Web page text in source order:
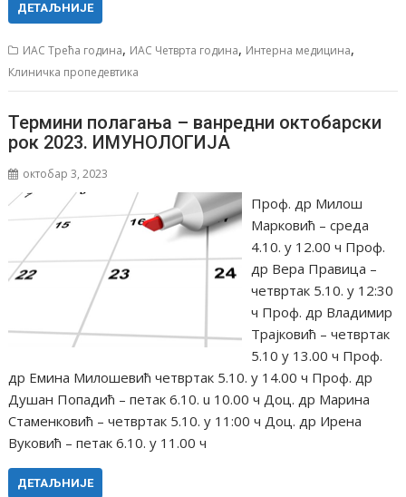
ДЕТАЉНИЈЕ
ИАС Трећа година, ИАС Четврта година, Интерна медицина,
Клиничка пропедевтика
Термини полагања – ванредни октобарски
рок 2023. ИМУНОЛОГИЈА
октобар 3, 2023
Проф. др Милош
Марковић – среда
4.10. у 12.00 ч Проф.
др Вера Правица –
четвртак 5.10. у 12:30
ч Проф. др Владимир
Трајковић – четвртак
5.10 у 13.00 ч Проф.
др Емина Милошевић четвртак 5.10. у 14.00 ч Проф. др
Душан Попадић – петак 6.10. u 10.00 ч Доц. др Марина
Стаменковић – четвртак 5.10. у 11:00 ч Доц. др Ирена
Вуковић – петак 6.10. у 11.00 ч
ДЕТАЉНИЈЕ